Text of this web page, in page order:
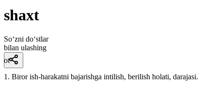
shaxt
So‘zni do‘stlar
bilan ulashing
ot
1. Biror ish-harakatni bajarishga intilish, berilish holati, darajasi.